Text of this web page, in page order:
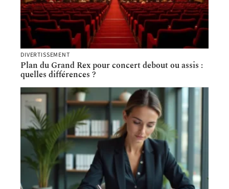
DIVERTISSEMENT
Plan du Grand Rex pour concert debout ou assis :
quelles différences ?